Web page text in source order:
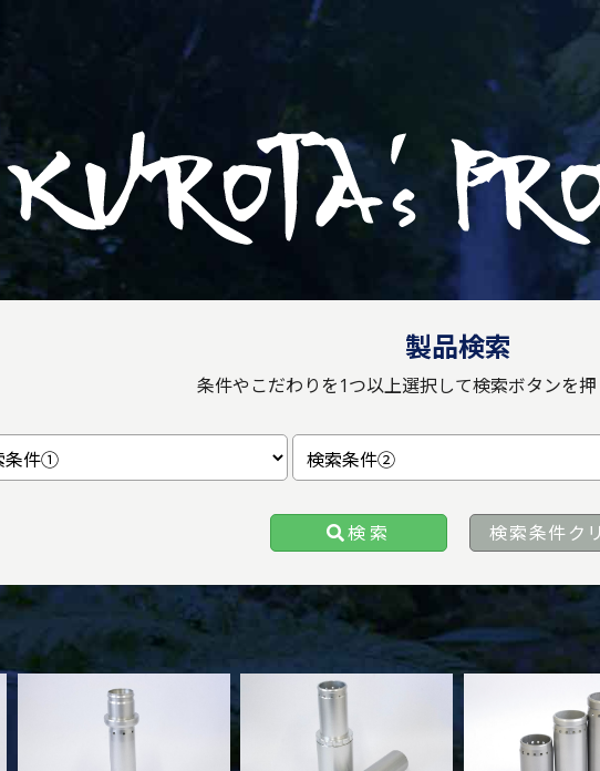
製品検索
条件やこだわりを1つ以上選択して検索ボタンを押
検索 検索条件ク